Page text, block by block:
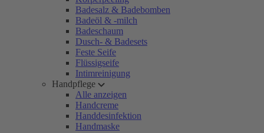
Badesalz & Badebomben
Badeöl & -milch
Badeschaum
Dusch- & Badesets
Feste Seife
Flüssigseife
Intimreinigung
Handpflege
Alle anzeigen
Handcreme
Handdesinfektion
Handmaske